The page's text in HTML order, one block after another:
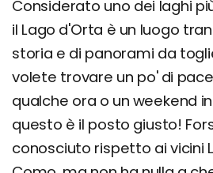
Dove mangiare sul Lago
ristoranti
Organizza il tuo soggiorno:
vacanza sul Lago d'Orta
Considerato uno dei laghi
il Lago d'Orta è un luogo
storia e di panorami da
volete trovare un po' di
qualche ora o un weekend
questo è il posto giusto!
conosciuto rispetto ai vicini